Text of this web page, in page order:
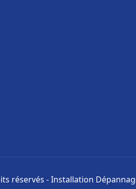
réservés - Installation